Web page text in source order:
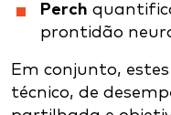
Perch
prontidão
Em conjunto,
técnico, de